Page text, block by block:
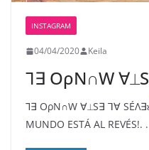
INSTAGRAM
04/04/2020 Keila
⅂∃ OρN∩W
⅂∃ OρN∩W ∀⟂S∃ ⅂∀
MUNDO ESTÁ AL REVÉS!. .